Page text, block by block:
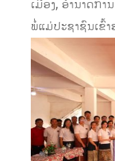
ເມືອງ, ອຳນາດກ
ພໍ່ແມ່ປະຊາຊົນເຂົ້